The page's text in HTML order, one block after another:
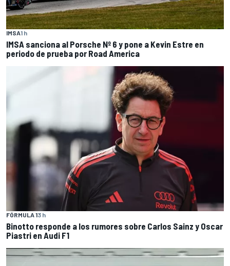
IMSA1 h
IMSA sanciona al Porsche Nº 6 y pone a Kevin Estre en
periodo de prueba por Road America
FÓRMULA 13 h
Binotto responde a los rumores sobre Carlos Sainz y Oscar
Piastri en Audi F1